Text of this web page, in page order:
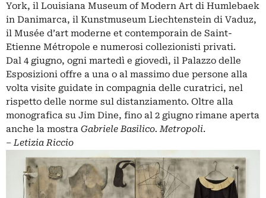
York, il Louisiana Museum of Modern Art di Humlebaek
in Danimarca, il Kunstmuseum Liechtenstein di Vaduz,
il Musée d’art moderne et contemporain de Saint-
Etienne Métropole e numerosi collezionisti privati.
Dal 4 giugno, ogni martedì e giovedì, il Palazzo delle
Esposizioni offre a una o al massimo due persone alla
volta visite guidate in compagnia delle curatrici, nel
rispetto delle norme sul distanziamento. Oltre alla
monografica su Jim Dine, fino al 2 giugno rimane aperta
anche la mostra Gabriele Basilico. Metropoli.
‒Letizia Riccio